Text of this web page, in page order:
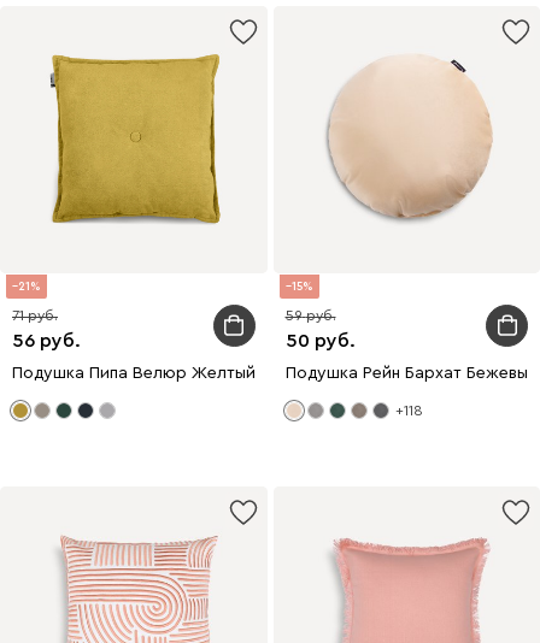
21
56
71
Подушка Пипа Велюр Желтый
15
50
59
Подушка Рейн Бархат Бежевый
+118